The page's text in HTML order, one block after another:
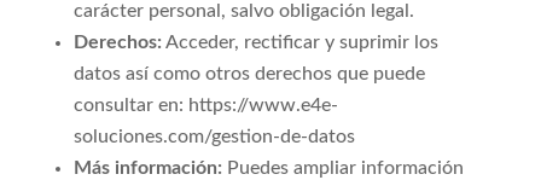
carácter personal, salvo obligación legal.
Derechos: Acceder, rectificar y suprimir los
datos así como otros derechos que puede
consultar en: https://www.e4e-
soluciones.com/gestion-de-datos
Más información: Puedes ampliar información